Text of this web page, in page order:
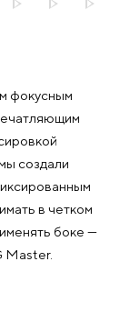
фокусным
создали
в четком
боке —
Master.